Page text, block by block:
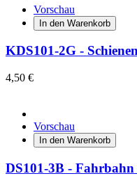
Vorschau
In den Warenkorb
KDS101-2G -
4,50 €
Vorschau
In den Warenkorb
DS101-3B -